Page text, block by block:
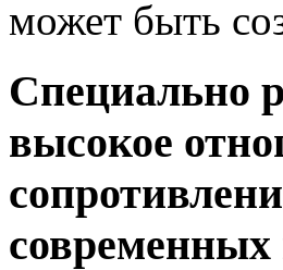
может быть
Специально
высокое
современных